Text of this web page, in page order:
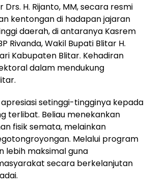
H. Rijanto, MM, secara resmi
kentongan di hadapan jajaran
daerah, di antaranya Kasrem
Rivanda, Wakil Bupati Blitar H.
Kabupaten Blitar. Kehadiran
dalam mendukung
setinggi-tingginya kepada
terlibat. Beliau menekankan
fisik semata, melainkan
Melalui program
lebih maksimal guna
secara berkelanjutan